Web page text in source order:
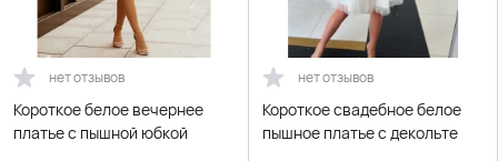
нет отзывов
Короткое белое вечернее
платье с пышной юбкой
нет отзывов
Короткое свадебное белое
пышное платье с декольте